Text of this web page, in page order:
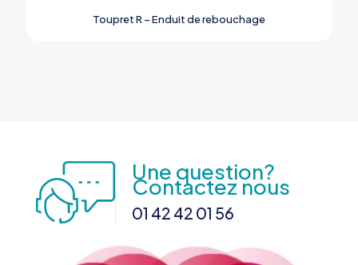
Toupret R – Enduit de rebouchage
Une question?
Contactez nous
01 42 42 01 56